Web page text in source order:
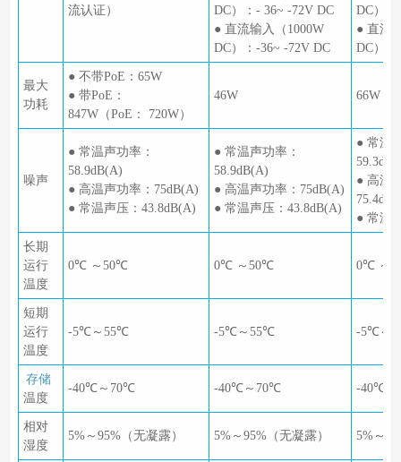
流认证）
DC）：- 36~ -72V DC
● 直流输入（1000W
DC）：-36~ -72V DC
DC）：
● 直流
DC）：
最大
功耗
● 不带PoE：65W
● 带PoE：
847W（PoE： 720W）
46W 66W
噪声
● 常温声功率：
58.9dB(A)
● 高温声功率：75dB(A)
● 常温声压：43.8dB(A)
● 常温声功率：
58.9dB(A)
● 高温声功率：75dB(A)
● 常温声压：43.8dB(A)
● 常温
● 高温
● 常温
长期
运行
温度
0℃ ～50℃ 0℃ ～50℃ 0℃ ～
短期
运行
温度
-5℃～55℃ -5℃～55℃ -5℃～
存储
温度
-40℃～70℃ -40℃～70℃ -40℃
相对
湿度
5%～95%（无凝露） 5%～95%（无凝露） 5%～